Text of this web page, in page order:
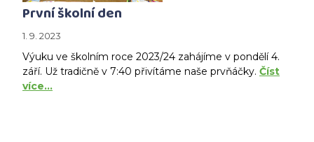
První školní den
1. 9. 2023
Výuku ve školním roce 2023/24 zahájíme v pondělí 4.
září. Už tradičně v 7:40 přivítáme naše prvňáčky. Číst
více…